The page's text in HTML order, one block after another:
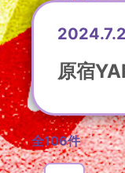
原宿
全106件